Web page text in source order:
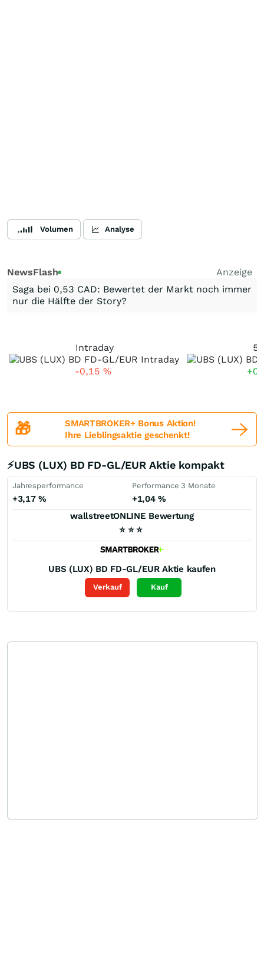
Volumen Analyse
NewsFlash
Anzeige
Saga bei 0,53 CAD: Bewertet der Markt noch immer
nur die Hälfte der Story?
Intraday
-0,15 %
5
🎁
SMARTBROKER+ Bonus Aktion!
Ihre Lieblingsaktie geschenkt!
⚡UBS (LUX) BD FD-GL/EUR Aktie kompakt
Jahresperformance
+3,17%
Performance 3 Monate
+1,04%
wallstreetONLINE Bewertung
⭐ ⭐ ⭐
UBS (LUX) BD FD-GL/EUR Aktie kaufen
Verkauf Kauf